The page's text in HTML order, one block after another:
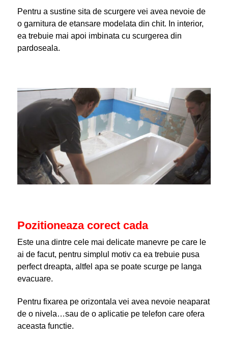
Pentru a sustine sita de scurgere vei avea nevoie de
o garnitura de etansare modelata din chit. In interior,
ea trebuie mai apoi imbinata cu scurgerea din
pardoseala.
Pozitioneaza corect cada
Este una dintre cele mai delicate manevre pe care le
ai de facut, pentru simplul motiv ca ea trebuie pusa
perfect dreapta, altfel apa se poate scurge pe langa
evacuare.
Pentru fixarea pe orizontala vei avea nevoie neaparat
de o nivela…sau de o aplicatie pe telefon care ofera
aceasta functie.